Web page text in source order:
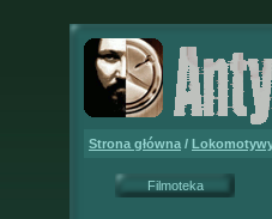
Strona główna /
Filmoteka